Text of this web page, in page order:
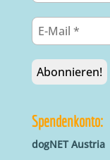
Spendenkonto:
dogNET Austria